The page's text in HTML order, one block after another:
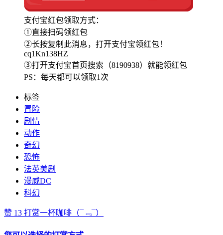
支付宝红包领取方式：
①直接扫码领红包
②长按复制此消息，打开支付宝领红包！
cq1Kn138HZ
③打开支付宝首页搜索（8190938）就能领红包
PS：每天都可以领取1次
标签
冒险
剧情
动作
奇幻
恐怖
法英美剧
漫威DC
科幻
赞 13 打赏一杯咖啡 （¯﹃¯）